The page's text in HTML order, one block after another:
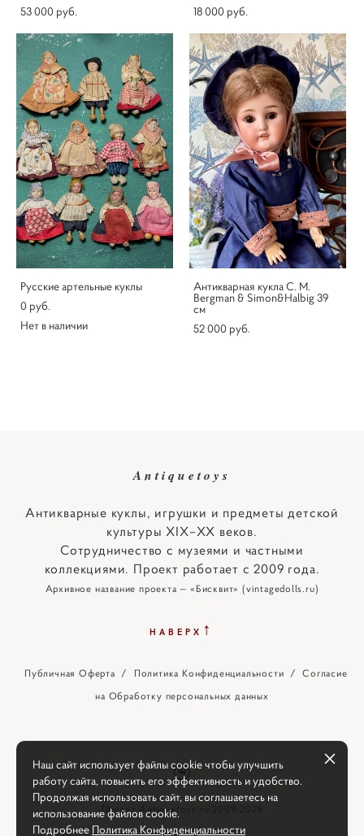
53 000 pуб.
18 000 pуб.
Русские артельные куклы
0 pуб.
Нет в наличии
Антикварная кукла C. M.
Bergman & Simon&Halbig 39
см
52 000 pуб.
Antiquetoys
Антикварные куклы, игрушки и предметы детской
культуры XIX–XX веков.
Сотрудничество с музеями и частными
коллекциями. Проект работает с 2009 года.
Архивное название проекта — «Бисквит» (vintagedolls.ru)
НАВЕРХ ↑
Публичная Оферта / Политика Конфиденциальности /Согласие
на Обработку персональных данных
Проект Antiquetoys.ru 2009-2026
Наш сайт использует файлы cookie чтобы улучшить
работу сайта, повысить его эффективность и удобство.
Продолжая использовать сайт, вы соглашаетесь на
использование файлов cookie.
Подробнее Политика Конфиденциальности